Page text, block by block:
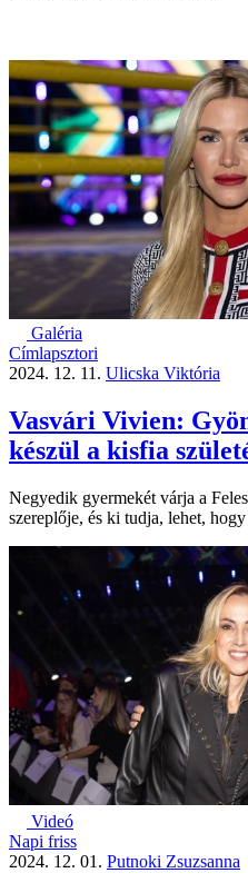
Galéria
Címlapsztori
2024. 12. 11. Ulicska Viktória
Vasvári Vivien:
készül a kisfia
Negyedik gyermekét várja a
szereplője, és ki tudja, lehet,
Videó
Napi friss
2024. 12. 01. Putnoki Zsuzsanna